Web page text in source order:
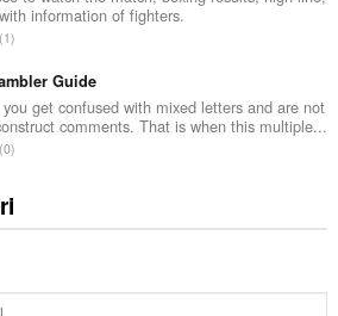
y
y
information of fighters.
1
Guide
get confused with mixed letters and are not
comments. That is when this multiple...
0